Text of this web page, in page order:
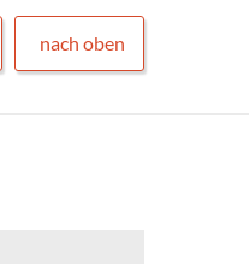
nach oben